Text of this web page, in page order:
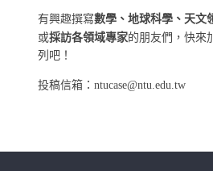
有興趣撰寫數學、地球科學、天文
或採訪各領域專家的朋友們，快來
列吧！
投稿信箱：ntucase@ntu.edu.tw